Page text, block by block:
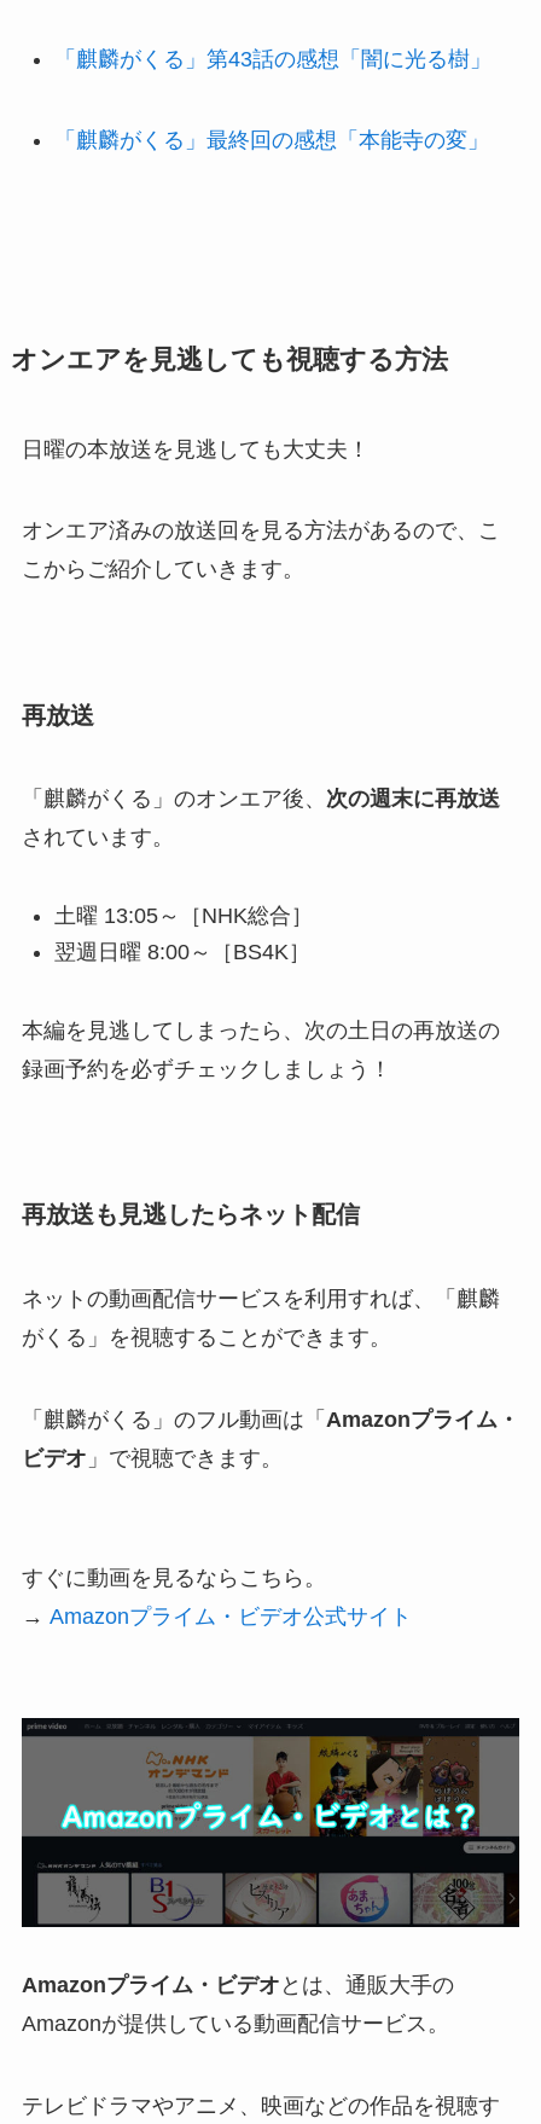
「麒麟がくる」第43話の感想「闇に光る樹」
「麒麟がくる」最終回の感想「本能寺の変」
オンエアを見逃しても視聴する方法
日曜の本放送を見逃しても大丈夫！
オンエア済みの放送回を見る方法があるので、こ
こからご紹介していきます。
再放送
「麒麟がくる」のオンエア後、 次の週末に再放送
されています。
土曜 13:05～［NHK総合］
翌週日曜 8:00～［BS4K］
本編を見逃してしまったら、次の土日の再放送の
録画予約を必ずチェックしましょう！
再放送も見逃したらネット配信
ネットの動画配信サービスを利用すれば、「麒麟
がくる」を視聴することができます。
「麒麟がくる」のフル動画は「 Amazonプライム・
ビデオ 」で視聴できます。
すぐに動画を見るならこちら。
→ Amazonプライム・ビデオ公式サイト
Amazonプライム・ビデオ とは、通販大手の
Amazonが提供している動画配信サービス。
テレビドラマやアニメ、映画などの作品を視聴す